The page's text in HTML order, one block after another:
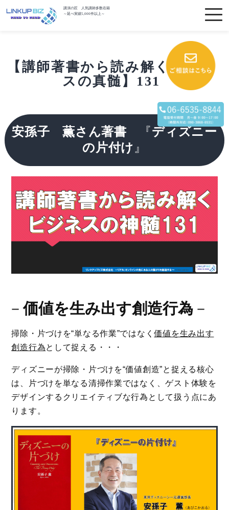
講演の匠 人気講師多数在籍
～延べ実績5,000件以上～
【講師著書から読み解くビジネ
スの真髄】131
安孫子 薫さん著書 『ディズニー
の片付け』
－価値を生み出す創造行為 －
掃除・片づけを“単なる作業”ではなく価値を生み出す
創造行為として捉える・・・
ディズニーが掃除・片づけを“価値創造”と捉える核心
は、片づけを単なる清掃作業ではなく、ゲスト体験を
デザインするクリエイティブな行為として扱う点にあ
ります。